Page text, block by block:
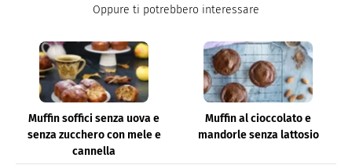
Oppure ti potrebbero interessare
Muffin soffici senza uova e
senza zucchero con mele e
cannella
Muffin al cioccolato e
mandorle senza lattosio